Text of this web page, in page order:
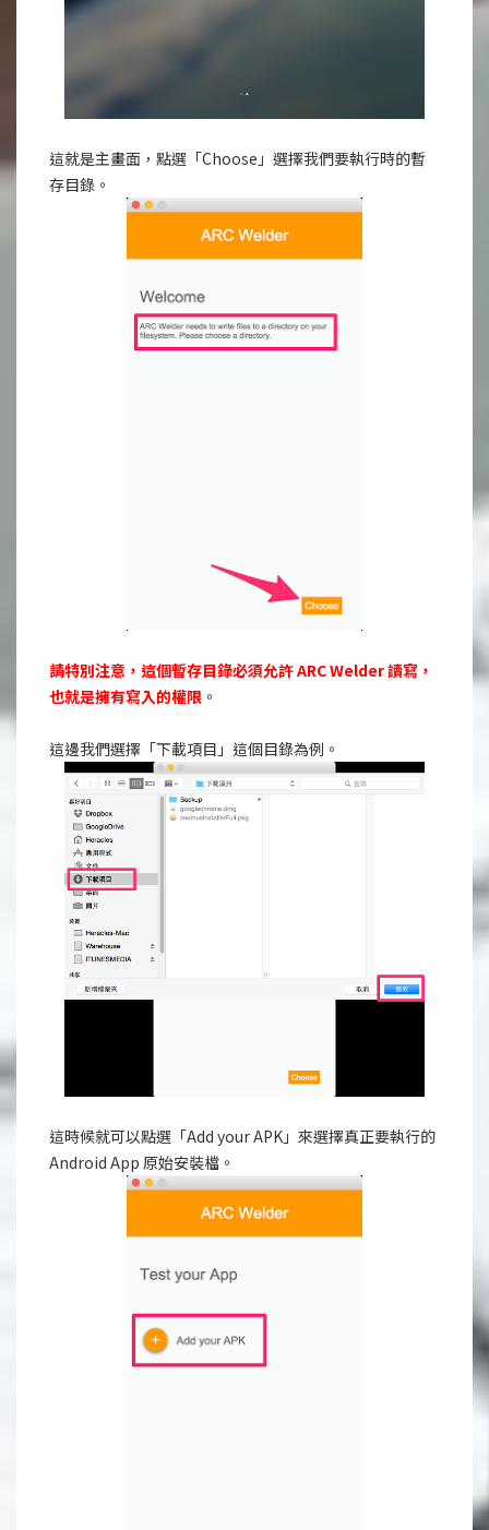
這就是主畫面，點選「Choose」選擇我們要執行時的暫
存目錄。
請特別注意，這個暫存目錄必須允許 ARC Welder 讀寫，
也就是擁有寫入的權限 。
這邊我們選擇「下載項目」這個目錄為例。
這時候就可以點選「Add your APK」來選擇真正要執行的
Android App 原始安裝檔。